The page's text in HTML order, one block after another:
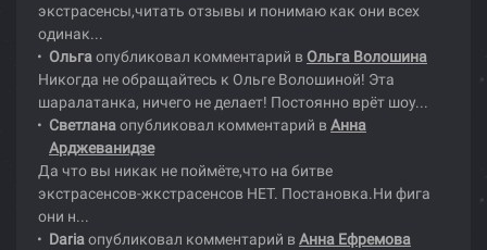
экстрасенсы,читать отзывы и понимаю как они всех
одинак...
Ольгаопубликовал комментарий в Ольга Волошина
Никогда не обращайтесь к Ольге Волошиной! Эта
шаралатанка, ничего не делает! Постоянно врёт шоу...
Светланаопубликовал комментарий в Анна
Арджеванидзе
Да что вы никак не поймёте,что на битве
экстрасенсов-жкстрасенсов НЕТ. Постановка.Ни фига
они н...
Dariaопубликовал комментарий в Анна Ефремова